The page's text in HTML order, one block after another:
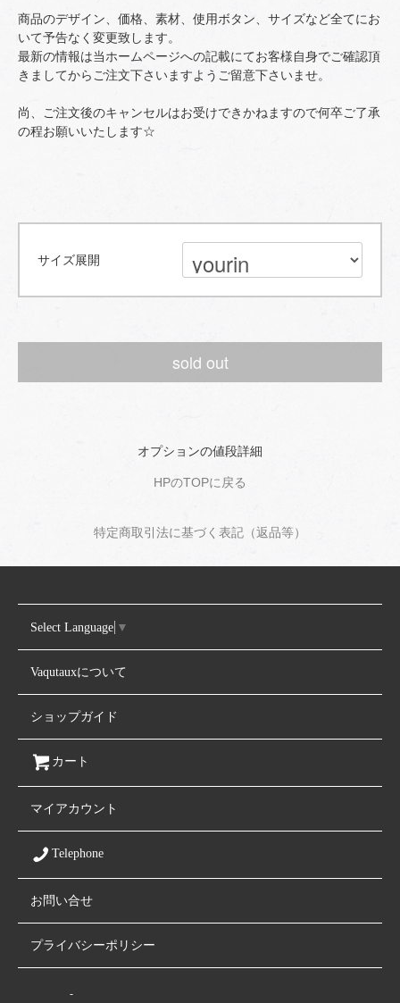
商品のデザイン、価格、素材、使用ボタン、サイズなど全てにお
いて予告なく変更致します。
最新の情報は当ホームページへの記載にてお客様自身でご確認頂
きましてからご注文下さいますようご留意下さいませ。
尚、ご注文後のキャンセルはお受けできかねますので何卒ご了承
の程お願いいたします☆
サイズ展開
sold out
オプションの値段詳細
HPのTOPに戻る
特定商取引法に基づく表記（返品等）
Select Language ▼
Vaqutauxについて
ショップガイド
カート
マイアカウント
Telephone
お問い合せ
プライバシーポリシー